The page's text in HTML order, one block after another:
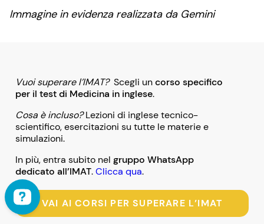
Immagine in evidenza realizzata da Gemini
Vuoi superare l’IMAT?Scegli uncorso specifico
per il test di Medicina in inglese.
Cosa è incluso?Lezioni di inglese tecnico-
scientifico, esercitazioni su tutte le materie e
simulazioni.
In più, entra subito nel gruppo WhatsApp
dedicato all’IMAT.Clicca qua.
VAI AI CORSI PER SUPERARE L’IMAT